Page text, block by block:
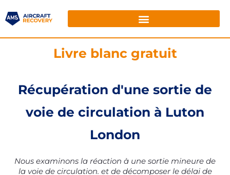
Livre blanc gratuit
Récupération d'une sortie de
voie de circulation à Luton
London
Nous examinons la réaction à une sortie mineure de
la voie de circulation. et de décomposer le délai de